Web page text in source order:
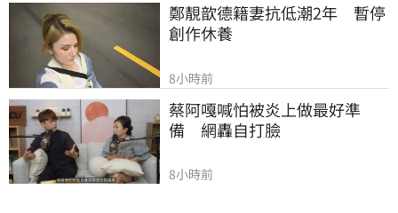
鄭靚歆德籍妻抗低潮2年　暫停
創作休養
8小時前
蔡阿嘎喊怕被炎上做最好準
備　網轟自打臉
8小時前